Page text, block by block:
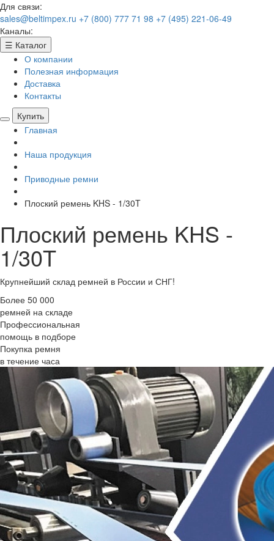
Для связи:
sales@beltimpex.ru +7 (800) 777 71 98 +7 (495) 221-06-49
Каналы:
☰ Каталог
О компании
Полезная информация
Доставка
Контакты
Купить
Главная
Наша продукция
Приводные ремни
Плоский ремень KHS - 1/30T
Плоский ремень KHS -
1/30T
Крупнейший склад ремней в России и СНГ!
Более 50 000
ремней на складе
Профессиональная
помощь в подборе
Покупка ремня
в течение часа